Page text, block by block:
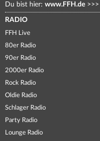
Du bist hier: www.FFH.de >>>
RADIO
FFH Live
80er Radio
90er Radio
2000er Radio
Rock Radio
Oldie Radio
Schlager Radio
Party Radio
Lounge Radio